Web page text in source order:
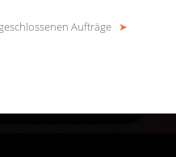
Aufträge ➤